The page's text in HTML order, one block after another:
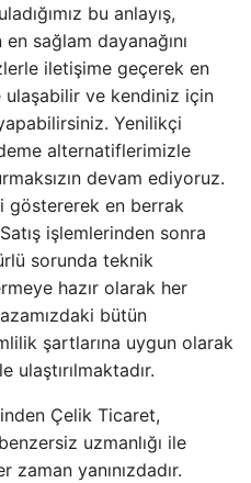
bu anlayış,
sağlam dayanağını
iletişime geçerek en
ve kendiniz için
Yenilikçi
alternatiflerimizle
devam ediyoruz.
göstererek en berrak
işlemlerinden sonra
sorunda teknik
hazır olarak her
bütün
şartlarına uygun olarak
Çelik Ticaret,
uzmanlığı ile
zaman yanınızdadır.